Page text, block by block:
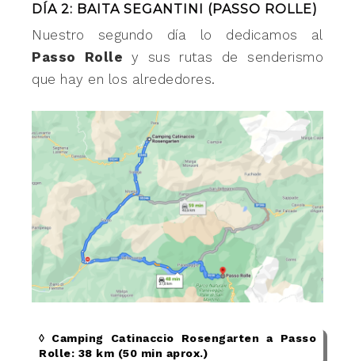
DÍA 2: BAITA SEGANTINI (PASSO ROLLE)
Nuestro segundo día lo dedicamos al
Passo Rolley sus rutas de senderismo
que hay en los alrededores.
◊ Camping Catinaccio Rosengarten a Passo
Rolle: 38 km (50 min aprox.)